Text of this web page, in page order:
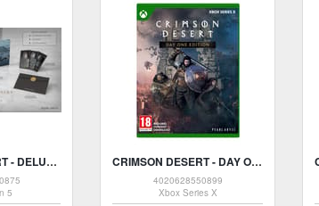
CRIMSON DESERT - DELUXE EDITION - PS5
5
CRIMSON DESERT - DAY ONE EDITION - VERSION XBOX SERIES X
4020628550899
Xbox Series X